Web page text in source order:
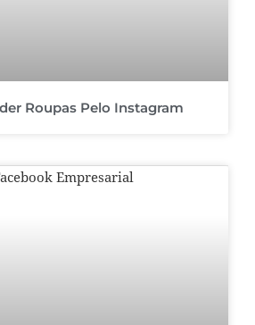
Roupas Pelo Instagram